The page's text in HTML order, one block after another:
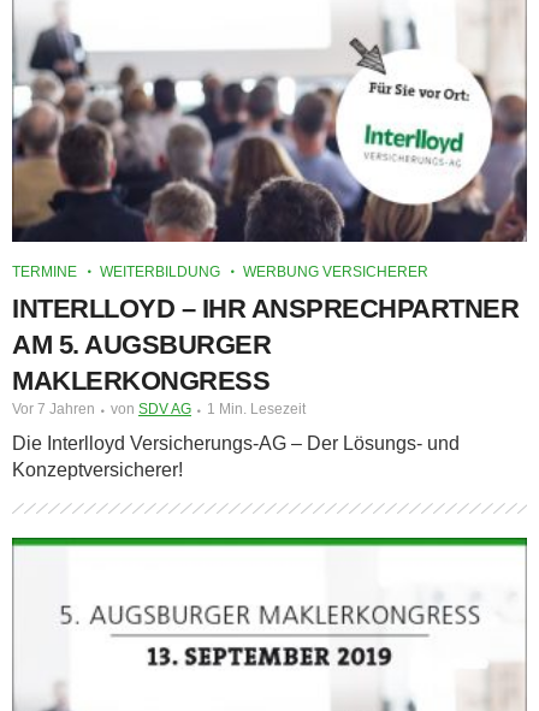
TERMINE WEITERBILDUNG WERBUNG VERSICHERER
INTERLLOYD – IHR ANSPRECHPARTNER
AM 5. AUGSBURGER
MAKLERKONGRESS
Vor 7 Jahren von SDV AG 1 Min. Lesezeit
Die Interlloyd Versicherungs-AG – Der Lösungs- und
Konzeptversicherer!